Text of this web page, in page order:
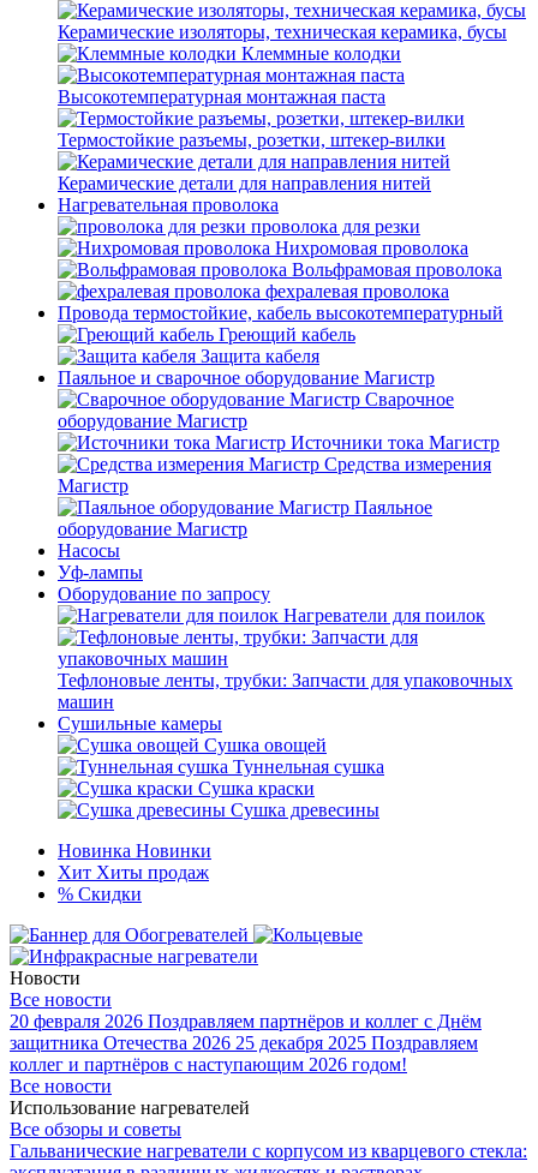
Керамические изоляторы, техническая керамика, бусы
Клеммные колодки
Высокотемпературная монтажная паста
Термостойкие разъемы, розетки, штекер-вилки
Керамические детали для направления нитей
Нагревательная проволока
проволока для резки
Нихромовая проволока
Вольфрамовая проволока
фехралевая проволока
Провода термостойкие, кабель высокотемпературный
Греющий кабель
Защита кабеля
Паяльное и сварочное оборудование Магистр
Сварочное
оборудование Магистр
Источники тока Магистр
Средства измерения
Магистр
Паяльное
оборудование Магистр
Насосы
Уф-лампы
Оборудование по запросу
Нагреватели для поилок
Тефлоновые ленты, трубки: Запчасти для упаковочных
машин
Сушильные камеры
Сушка овощей
Туннельная сушка
Сушка краски
Сушка древесины
Новинка Новинки
Хит Хиты продаж
% Скидки
Новости
Все новости
20 февраля 2026 Поздравляем партнёров и коллег с Днём
защитника Отечества 2026 25 декабря 2025 Поздравляем
коллег и партнёров с наступающим 2026 годом!
Все новости
Использование нагревателей
Все обзоры и советы
Гальванические нагреватели с корпусом из кварцевого стекла: